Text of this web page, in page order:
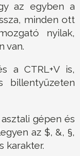
az egyben a
minden ott
nyilak,
van.
a CTRL+V is,
billentyűzeten
gépen és
az $, &, §,
karakter.